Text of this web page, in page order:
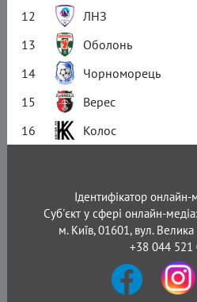
12
ЛНЗ
13
Оболонь
14
Чорноморець
15
Верес
16
Колос
Ідентифікатор
Суб'єкт у сфері онлайн-
м. Київ, 01601, вул.
+38 044 521